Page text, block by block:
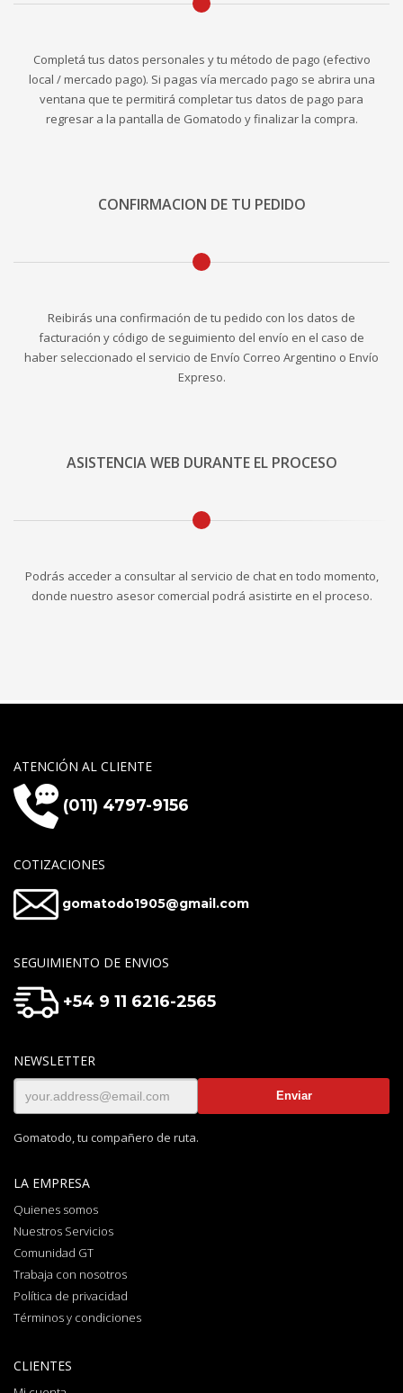
Completá tus datos personales y tu método de pago (efectivo
local / mercado pago). Si pagas vía mercado pago se abrira una
ventana que te permitirá completar tus datos de pago para
regresar a la pantalla de Gomatodo y finalizar la compra.
CONFIRMACION DE TU PEDIDO
Reibirás una confirmación de tu pedido con los datos de
facturación y código de seguimiento del envío en el caso de
haber seleccionado el servicio de Envío Correo Argentino o Envío
Expreso.
ASISTENCIA WEB DURANTE EL PROCESO
Podrás acceder a consultar al servicio de chat en todo momento,
donde nuestro asesor comercial podrá asistirte en el proceso.
ATENCIÓN AL CLIENTE
(011) 4797-9156
COTIZACIONES
gomatodo1905@gmail.com
SEGUIMIENTO DE ENVIOS
+54 9 11 6216-2565
NEWSLETTER
Gomatodo, tu compañero de ruta.
LA EMPRESA
Quienes somos
Nuestros Servicios
Comunidad GT
Trabaja con nosotros
Política de privacidad
Términos y condiciones
CLIENTES